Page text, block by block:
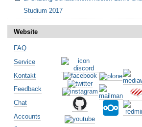
Studium 2017
Website
FAQ
Service
Kontakt
Feedback
Chat
Accounts